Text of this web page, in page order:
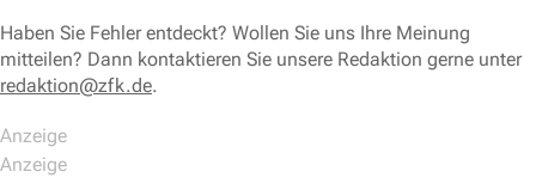
Haben Sie Fehler entdeckt? Wollen Sie uns Ihre Meinung
mitteilen? Dann kontaktieren Sie unsere Redaktion gerne unter
redaktion@zfk.de.